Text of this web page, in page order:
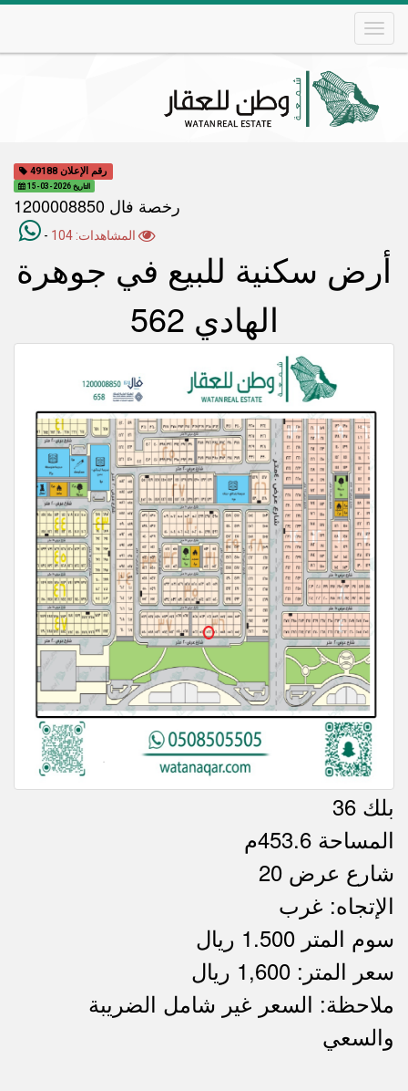
Skip
رقم الإعلان 49188
التاريخ 2026-03-15
رخصة فال 1200008850
-
أرض سكنية للبيع في جوهرة
الهادي 562
بلك 36
المساحة 453.6م
شارع عرض 20
الإتجاه: غرب
سوم المتر 1.500 ريال
سعر المتر: 1,600 ريال
ملاحظاتملاحظة: السعر غير شامل الضريبة
والسعي